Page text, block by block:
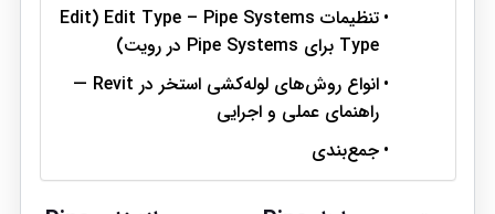
تنظیمات Edit Type – Pipe Systems (Edit
Type برای Pipe Systems در رویت)
انواع روش‌های لوله‌کشی استخر در Revit —
راهنمای عملی و اجرایی
جمع‌بندی